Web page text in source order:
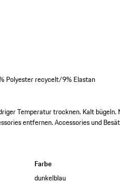
Polyester recycelt/9% Elastan
Temperatur trocknen. Kalt
entfernen. Accessories und
Farbe
dunkelblau